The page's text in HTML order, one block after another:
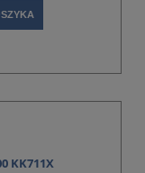
KK711X